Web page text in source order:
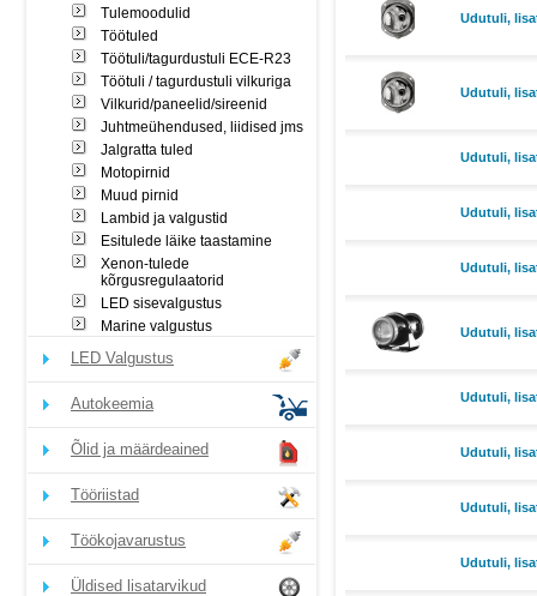
Tulemoodulid
Töötuled
Töötuli/tagurdustuli ECE-R23
Töötuli / tagurdustuli vilkuriga
Vilkurid/paneelid/sireenid
Juhtmeühendused, liidised jms
Jalgratta tuled
Motopirnid
Muud pirnid
Lambid ja valgustid
Esitulede läike taastamine
Xenon-tulede
kõrgusregulaatorid
LED sisevalgustus
Marine valgustus
LED Valgustus
Autokeemia
Õlid ja määrdeained
Tööriistad
Töökojavarustus
Üldised lisatarvikud
Udutuli,
Udutuli,
Udutuli,
Udutuli,
Udutuli,
Udutuli,
Udutuli,
Udutuli,
Udutuli,
Udutuli,